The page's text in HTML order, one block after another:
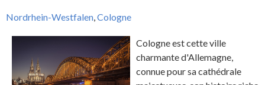
Nordrhein-Westfalen,Cologne
Cologne est cette ville
charmante d'Allemagne,
connue pour sa cathédrale